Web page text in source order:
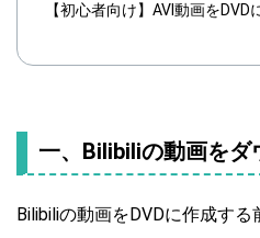
【初心者向け】AVI動画をDVD
一、Bilibiliの動画をダ
Bilibiliの動画をDVDに作成す